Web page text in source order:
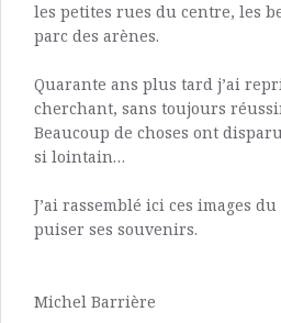
les petites rues du centre, les
parc des arènes.
Quarante ans plus tard j’ai
cherchant, sans toujours
Beaucoup de choses ont
si lointain…
J’ai rassemblé ici ces images
puiser ses souvenirs.
Michel Barrière